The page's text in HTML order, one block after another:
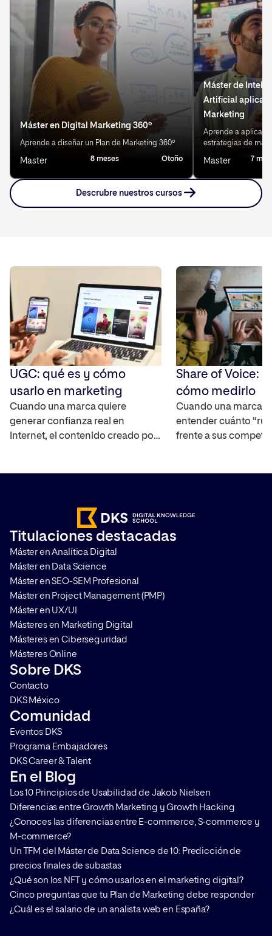
Máster en Digital Marketing 360º
Aprende a diseñar un Plan de Marketing 360º
Master 8 meses Otoño
Máster de
Artificial
Marketing
Aprende a aplicar
estrategias de
Master 7
Descrubre nuestros cursos
UGC: qué es y cómo
usarlo en marketing
Cuando una marca quiere
generar confianza real en
Internet, el contenido creado por
ayuda a construir credibilidad y
acelera el proceso en la toma de
decisiones de compra. Te
contamos en qué consiste y […]
Share of Voice:
cómo medirlo
Cuando una marca
entender cuánto
frente a sus
Titulaciones destacadas
Máster en Analítica Digital
Máster en Data Science
Máster en SEO-SEM Profesional
Máster en Project Management (PMP)
Máster en UX/UI
Másteres en Marketing Digital
Másteres en Ciberseguridad
Másteres Online
Sobre DKS
Contacto
DKS México
Comunidad
Eventos DKS
Programa Embajadores
DKS Career & Talent
En el Blog
Los 10 Principios de Usabilidad de Jakob Nielsen
Diferencias entre Growth Marketing y Growth Hacking
¿Conoces las diferencias entre E-commerce, S-commerce y
M-commerce?
Un TFM del Máster de Data Science de 10: Predicción de
precios finales de subastas
¿Qué son los NFT y cómo usarlos en el marketing digital?
Cinco preguntas que tu Plan de Marketing debe responder
¿Cuál es el salario de un analista web en España?